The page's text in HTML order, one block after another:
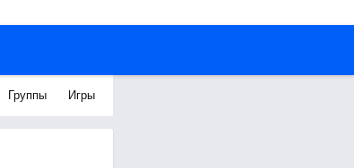
Группы Игры